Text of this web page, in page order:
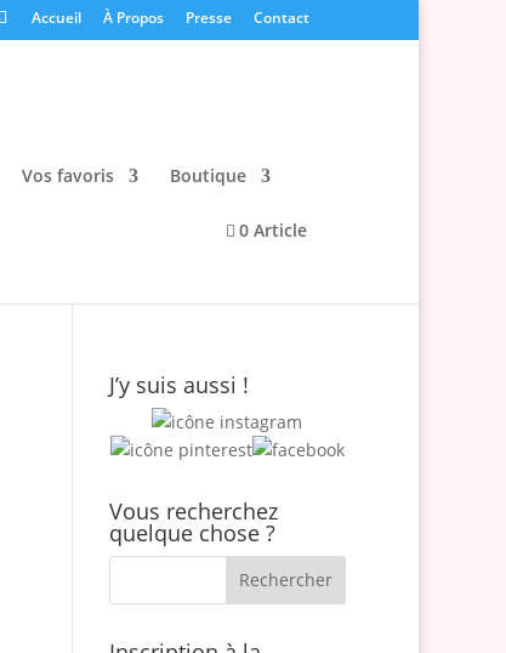
Accueil À Propos Presse Contact
Vos favoris Boutique
0 Article
J’y suis aussi !
Vous recherchez
quelque chose ?